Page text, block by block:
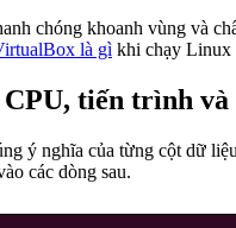
chóng khoanh vùng và
là gì khi chạy Linux
tiến trình
ý nghĩa của từng cột dữ
các dòng sau.